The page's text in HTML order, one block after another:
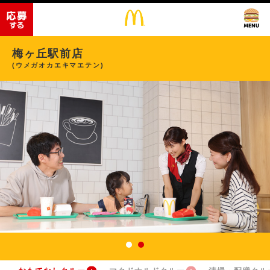
梅ヶ丘駅前店
(ウメガオカエキマエテン)